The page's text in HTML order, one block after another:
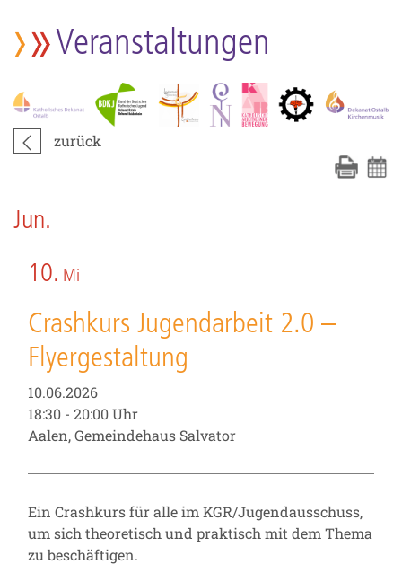
Veranstaltungen
zurück
Jun.
10. Mi
Crashkurs Jugendarbeit 2.0 –
Flyergestaltung
10.06.2026
18:30 - 20:00 Uhr
Aalen, Gemeindehaus Salvator
Ein Crashkurs für alle im KGR/Jugendausschuss,
um sich theoretisch und praktisch mit dem Thema
zu beschäftigen.